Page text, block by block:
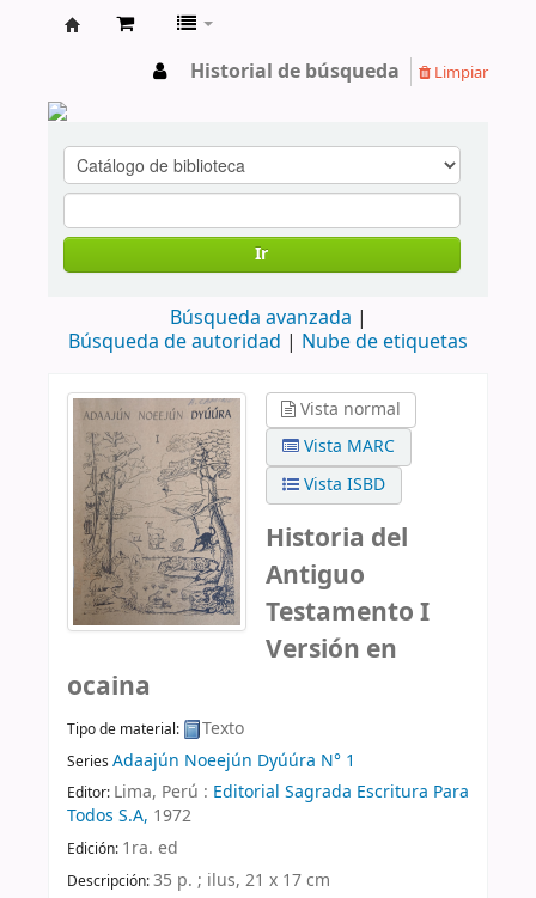
Historial de búsqueda Limpiar
Ir
Búsqueda avanzada
Búsqueda de autoridad
Nube de etiquetas
Vista normal
Vista MARC
Vista ISBD
Historia del
Antiguo
Testamento I
Versión en
ocaina
Tipo de material: Texto
Series Adaajún Noeejún Dyúúra N° 1
Editor: Lima, Perú : Editorial Sagrada Escritura Para
Todos S.A, 1972
Edición: 1ra. ed
Descripción:35 p. ; ilus, 21 x 17 cm